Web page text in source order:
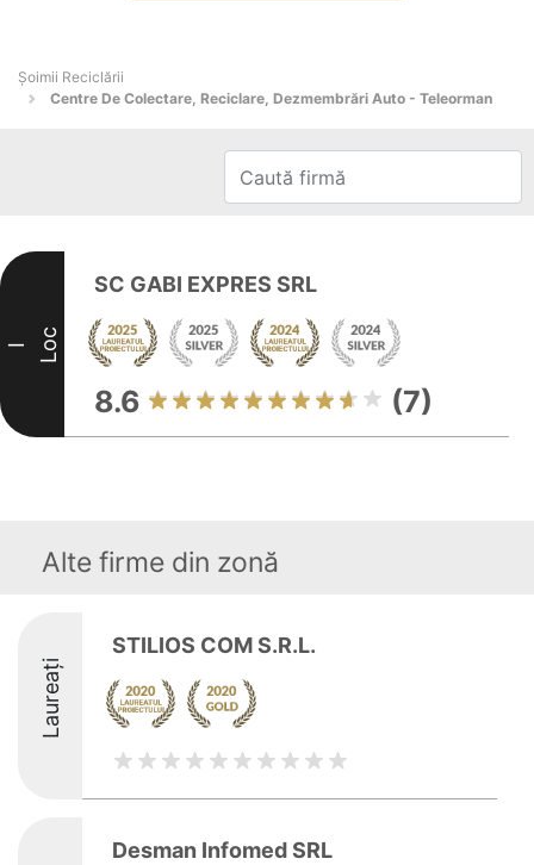
Șoimii Reciclării
Centre De Colectare, Reciclare, Dezmembrări Auto - Teleorman
I Loc
SC GABI EXPRES SRL
8.6 (7)
Alte firme din zonă
Laureați
STILIOS COM S.R.L.
Desman Infomed SRL